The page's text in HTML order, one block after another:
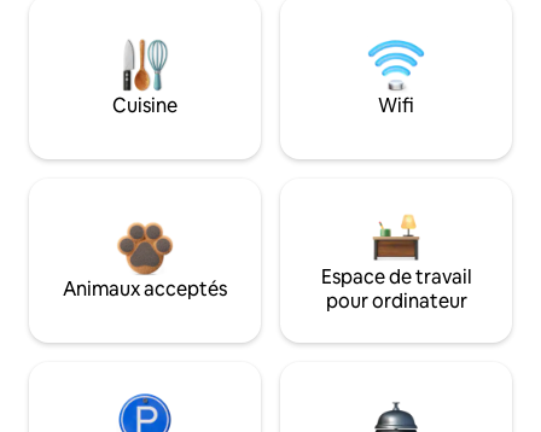
Cuisine Wifi
Animaux acceptés
Espace de travail
pour ordinateur